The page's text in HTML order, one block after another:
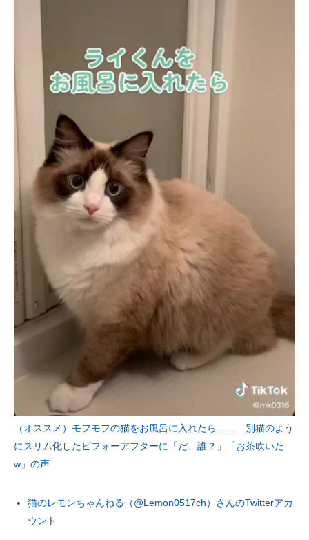
（オススメ）モフモフの猫をお風呂に入れたら…… 別猫のよう
にスリム化したビフォーアフターに「だ、誰？」「お茶吹いた
w」の声
猫のレモンちゃんねる（@Lemon0517ch）さんのTwitterアカ
ウント